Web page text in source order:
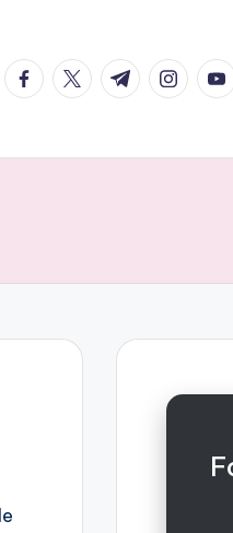
facebook.com
twitter.com
t.me